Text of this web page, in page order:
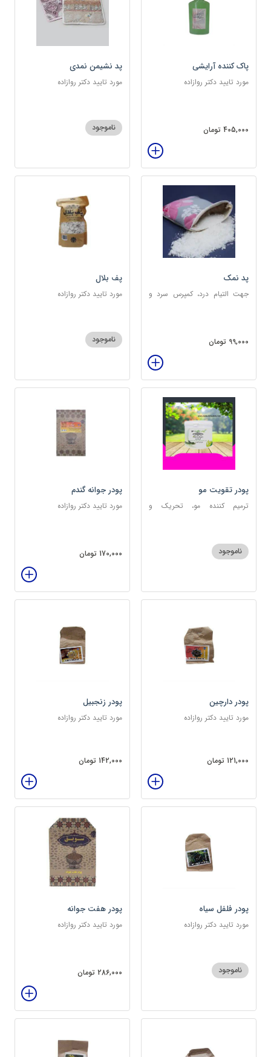
پاک کننده آرایشی
مورد تایید دکتر روازاده
405,000 تومان
پد نشیمن نمدی
مورد تایید دکتر روازاده
ناموجود
پد نمک
جهت التیام درد، کمپرس سرد و
99,000 تومان
پف بلال
مورد تایید دکتر روازاده
ناموجود
پودر تقویت مو
ترمیم کننده مو، تحریک و
ناموجود
پودر جوانه گندم
مورد تایید دکتر روازاده
170,000 تومان
پودر دارچین
مورد تایید دکتر روازاده
121,000 تومان
پودر زنجبیل
مورد تایید دکتر روازاده
142,000 تومان
پودر فلفل سیاه
مورد تایید دکتر روازاده
ناموجود
پودر هفت جوانه
مورد تایید دکتر روازاده
286,000 تومان